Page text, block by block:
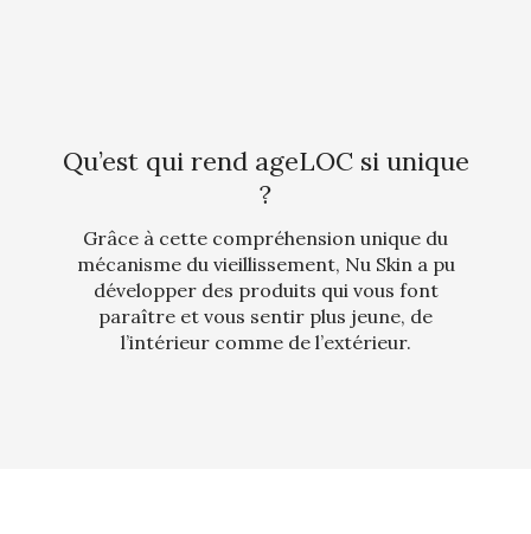
Qu’est qui rend ageLOC si unique
?
Grâce à cette compréhension unique du
mécanisme du vieillissement, Nu Skin a pu
développer des produits qui vous font
paraître et vous sentir plus jeune, de
l’intérieur comme de l’extérieur.